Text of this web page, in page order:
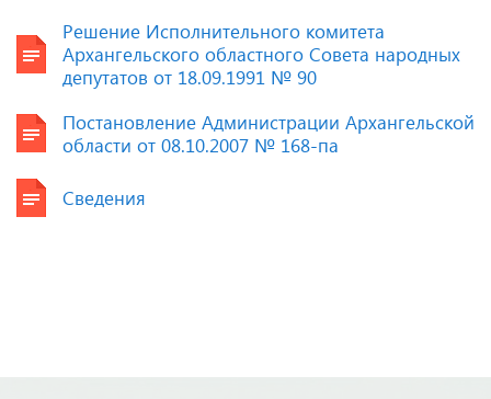
Решение Исполнительного комитета
Архангельского областного Совета народных
депутатов от 18.09.1991 № 90
Постановление Администрации Архангельской
области от 08.10.2007 № 168-па
Сведения